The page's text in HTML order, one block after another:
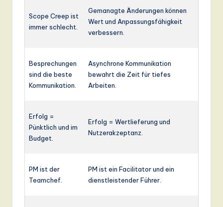
Scope Creep ist
immer schlecht.
Gemanagte Änderungen können
Wert und Anpassungsfähigkeit
verbessern.
Besprechungen
sind die beste
Kommunikation.
Asynchrone Kommunikation
bewahrt die Zeit für tiefes
Arbeiten.
Erfolg =
Pünktlich und im
Budget.
Erfolg = Wertlieferung und
Nutzerakzeptanz.
PM ist der
Teamchef.
PM ist ein Facilitator und ein
dienstleistender Führer.